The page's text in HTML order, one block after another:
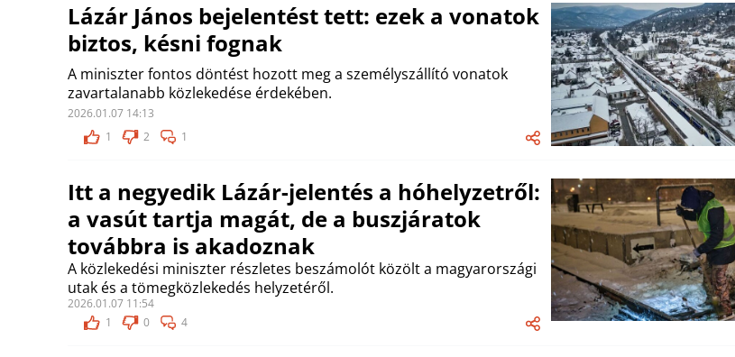
Lázár János bejelentést tett: ezek a vonatok
biztos, késni fognak
A miniszter fontos döntést hozott meg a személyszállító vonatok
zavartalanabb közlekedése érdekében.
2026.01.07 14:13
1
2 1
Itt a negyedik Lázár-jelentés a hóhelyzetről:
a vasút tartja magát, de a buszjáratok
továbbra is akadoznak
A közlekedési miniszter részletes beszámolót közölt a magyarországi
utak és a tömegközlekedés helyzetéről.
2026.01.07 11:54
1
0 4